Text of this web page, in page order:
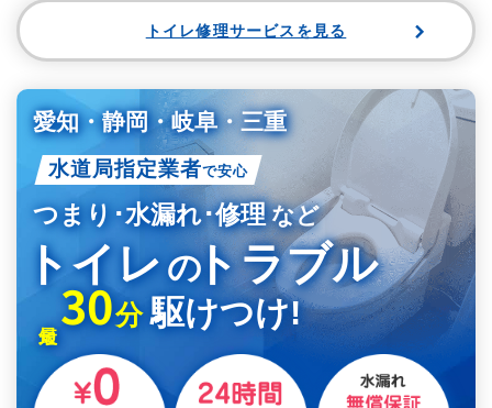
トイレ修理サービスを見る
愛知・静岡・岐阜・三重
水道局指定業者で安心
つまり･水漏れ･修理など
トイレ のトラブル
30分 駆けつけ!